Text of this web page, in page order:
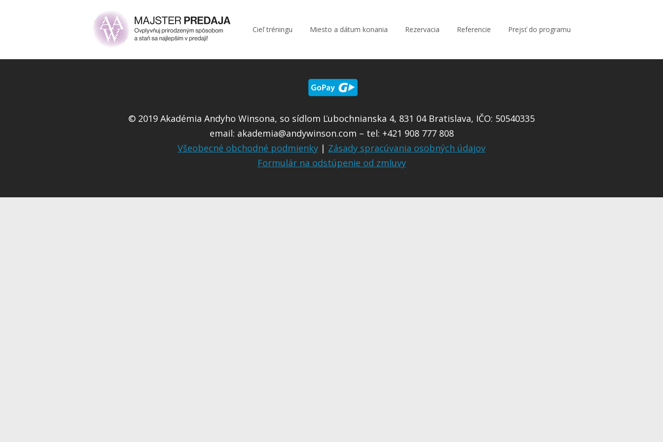
Cieľ tréningu Miesto a dátum konania Rezervacia Referencie Prejsť do programu
© 2019 Akadémia Andyho Winsona, so sídlom Ľubochnianska 4, 831 04 Bratislava, IČO: 50540335
email: akademia@andywinson.com – tel: +421 908 777 808
Všeobecné obchodné podmienky | Zásady spracúvania osobných údajov
Formulár na odstúpenie od zmluvy